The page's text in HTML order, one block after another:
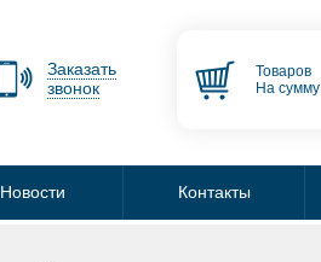
Заказать
звонок
Товаров
На сумму
Новости Контакты